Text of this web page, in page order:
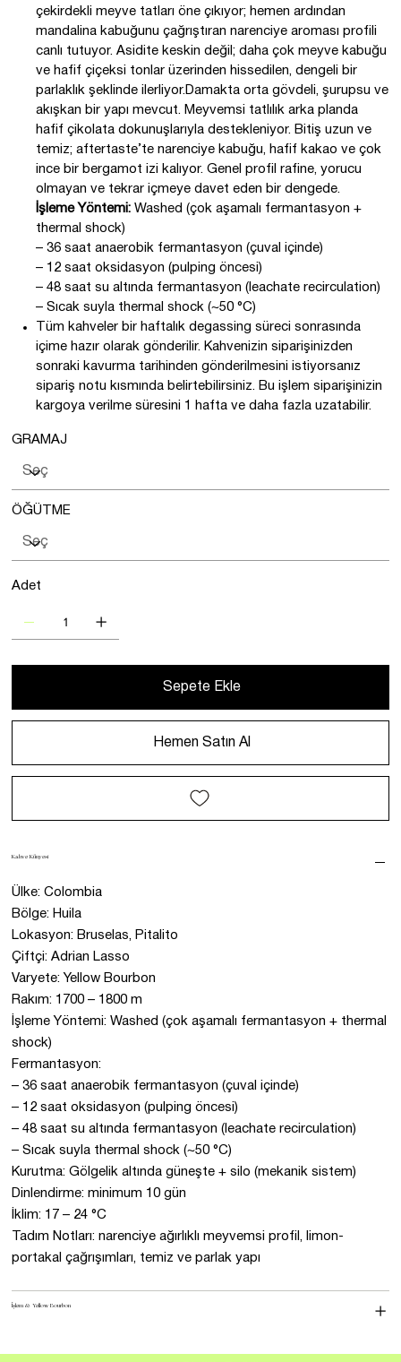
çekirdekli meyve tatları öne çıkıyor; hemen ardından
mandalina kabuğunu çağrıştıran narenciye aroması profili
canlı tutuyor. Asidite keskin değil; daha çok meyve kabuğu
ve hafif çiçeksi tonlar üzerinden hissedilen, dengeli bir
parlaklık şeklinde ilerliyor.Damakta orta gövdeli, şurupsu ve
akışkan bir yapı mevcut. Meyvemsi tatlılık arka planda
hafif çikolata dokunuşlarıyla destekleniyor. Bitiş uzun ve
temiz; aftertaste’te narenciye kabuğu, hafif kakao ve çok
ince bir bergamot izi kalıyor. Genel profil rafine, yorucu
olmayan ve tekrar içmeye davet eden bir dengede.
İşleme Yöntemi: Washed (çok aşamalı fermantasyon +
thermal shock)
– 36 saat anaerobik fermantasyon (çuval içinde)
– 12 saat oksidasyon (pulping öncesi)
– 48 saat su altında fermantasyon (leachate recirculation)
– Sıcak suyla thermal shock (~50 °C)
Tüm kahveler bir haftalık degassing süreci sonrasında
içime hazır olarak gönderilir. Kahvenizin siparişinizden
sonraki kavurma tarihinden gönderilmesini istiyorsanız
sipariş notu kısmında belirtebilirsiniz. Bu işlem siparişinizin
kargoya verilme süresini 1 hafta ve daha fazla uzatabilir.
GRAMAJ
ÖĞÜTME
Adet
Sepete Ekle
Hemen Satın Al
Kahve Künyesi
Ülke: Colombia
Bölge: Huila
Lokasyon: Bruselas, Pitalito
Çiftçi: Adrian Lasso
Varyete: Yellow Bourbon
Rakım: 1700 – 1800 m
İşleme Yöntemi: Washed (çok aşamalı fermantasyon + thermal
shock)
Fermantasyon:
– 36 saat anaerobik fermantasyon (çuval içinde)
– 12 saat oksidasyon (pulping öncesi)
– 48 saat su altında fermantasyon (leachate recirculation)
– Sıcak suyla thermal shock (~50 °C)
Kurutma: Gölgelik altında güneşte + silo (mekanik sistem)
Dinlendirme: minimum 10 gün
İklim: 17 – 24 °C
Tadım Notları: narenciye ağırlıklı meyvemsi profil, limon-
portakal çağrışımları, temiz ve parlak yapı
İşlem & Yellow Bourbon